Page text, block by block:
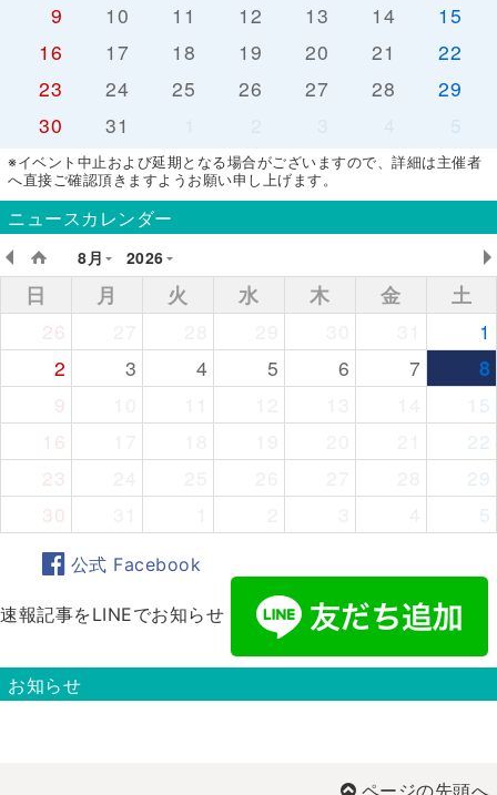
9
10 11 12 13 14
15
16
17 18 19 20 21
22
23
24 25 26 27 28
29
30
31 5
※イベント中止および延期となる場合がございますので、詳細は主催者
へ直接ご確認頂きますようお願い申し上げます。
ニュースカレンダー
8月
2026
日 月 火 水 木 金
土
26
1
2
3 4 5 6 7
8
9
15
16
22
23
29
30
5
公式 Facebook
速報記事をLINEでお知らせ
お知らせ